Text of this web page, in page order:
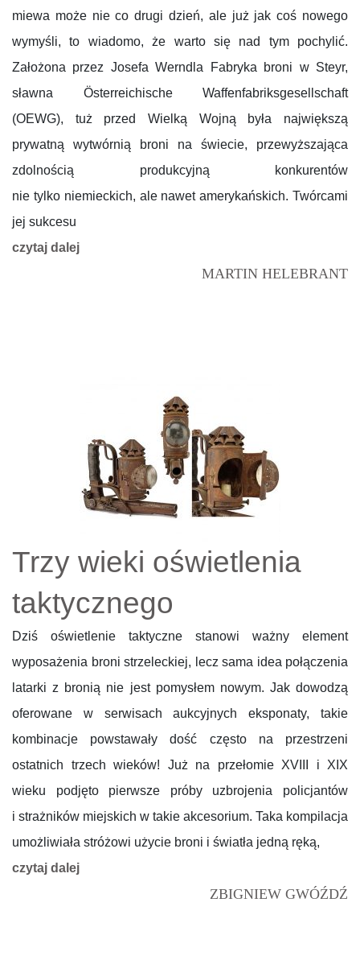
miewa może nie co drugi dzień, ale już jak coś nowego
wymyśli, to wiadomo, że warto się nad tym pochylić.
Założona przez Josefa Werndla Fabryka broni w Steyr,
sławna Österreichische Waffenfabriksgesellschaft
(OEWG), tuż przed Wielką Wojną była największą
prywatną wytwórnią broni na świecie, przewyższająca
zdolnością produkcyjną konkurentów
nie tylko niemieckich, ale nawet amerykańskich. Twórcami
jej sukcesu
czytaj dalej
MARTIN HELEBRANT
Trzy wieki oświetlenia
taktycznego
Dziś oświetlenie taktyczne stanowi ważny element
wyposażenia broni strzeleckiej, lecz sama idea połączenia
latarki z bronią nie jest pomysłem nowym. Jak dowodzą
oferowane w serwisach aukcyjnych eksponaty, takie
kombinacje powstawały dość często na przestrzeni
ostatnich trzech wieków! Już na przełomie XVIII i XIX
wieku podjęto pierwsze próby uzbrojenia policjantów
i strażników miejskich w takie akcesorium. Taka kompilacja
umożliwiała stróżowi użycie broni i światła jedną ręką,
czytaj dalej
ZBIGNIEW GWÓŹDŹ